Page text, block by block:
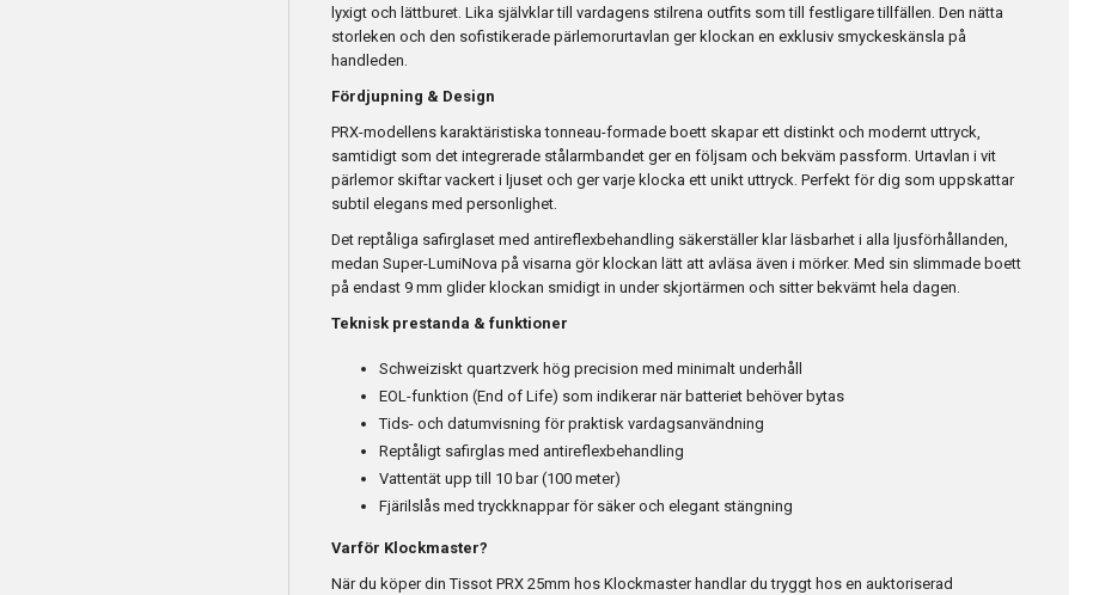
lyxigt och lättburet. Lika självklar till vardagens stilrena outfits som till festligare tillfällen. Den nätta
storleken och den sofistikerade pärlemorurtavlan ger klockan en exklusiv smyckeskänsla på
handleden.
Fördjupning & Design
PRX-modellens karaktäristiska tonneau-formade boett skapar ett distinkt och modernt uttryck,
samtidigt som det integrerade stålarmbandet ger en följsam och bekväm passform. Urtavlan i vit
pärlemor skiftar vackert i ljuset och ger varje klocka ett unikt uttryck. Perfekt för dig som uppskattar
subtil elegans med personlighet.
Det reptåliga safirglaset med antireflexbehandling säkerställer klar läsbarhet i alla ljusförhållanden,
medan Super-LumiNova på visarna gör klockan lätt att avläsa även i mörker. Med sin slimmade boett
på endast 9 mm glider klockan smidigt in under skjortärmen och sitter bekvämt hela dagen.
Teknisk prestanda & funktioner
Schweiziskt quartzverk hög precision med minimalt underhåll
EOL-funktion (End of Life) som indikerar när batteriet behöver bytas
Tids- och datumvisning för praktisk vardagsanvändning
Reptåligt safirglas med antireflexbehandling
Vattentät upp till 10 bar (100 meter)
Fjärilslås med tryckknappar för säker och elegant stängning
Varför Klockmaster?
När du köper din Tissot PRX 25mm hos Klockmaster handlar du tryggt hos en auktoriserad